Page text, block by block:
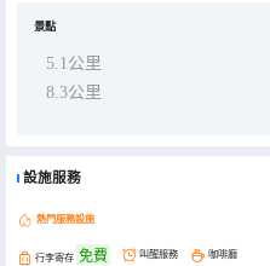
景點
5.1公里
8.3公里
設施服務
熱門服務設施
行李寄存 免費 叫醒服務 咖啡廳